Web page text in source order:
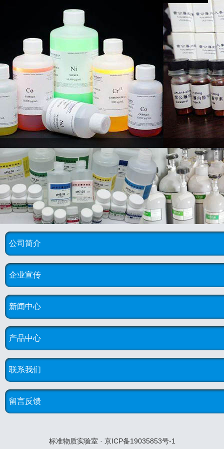
公司简介
企业宣传
新闻中心
产品中心
联系我们
留言反馈
标准物质实验室 · 京ICP备19035853号-1